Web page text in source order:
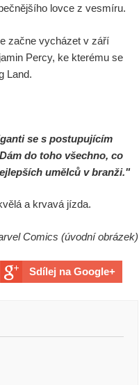
lovce z vesmíru.
začne vycházet v září
Percy, ke kterému se
Land.
se s postupujícím
do toho všechno, co
umělců v branži."
a krvavá jízda.
Comics (úvodní obrázek)
Sdílej na Google+